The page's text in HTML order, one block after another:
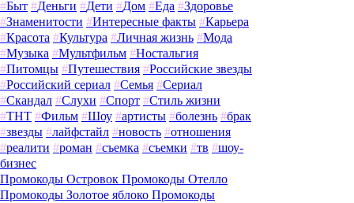
#Быт #Деньги #Дети #Дом #Еда #Здоровье
#Знаменитости #Интересные факты #Карьера
#Красота #Культура #Личная жизнь #Мода
#Музыка #Мультфильм #Ностальгия
#Питомцы #Путешествия #Российские звезды
#Российский сериал #Семья #Сериал
#Скандал #Слухи #Спорт #Стиль жизни
#ТНТ #Фильм #Шоу #артисты #болезнь #брак
#звезды #лайфстайл #новость #отношения
#реалити #роман #съемка #съемки #тв #шоу-
бизнес
Промокоды Островок Промокоды Отелло
Промокоды Золотое яблоко Промокоды